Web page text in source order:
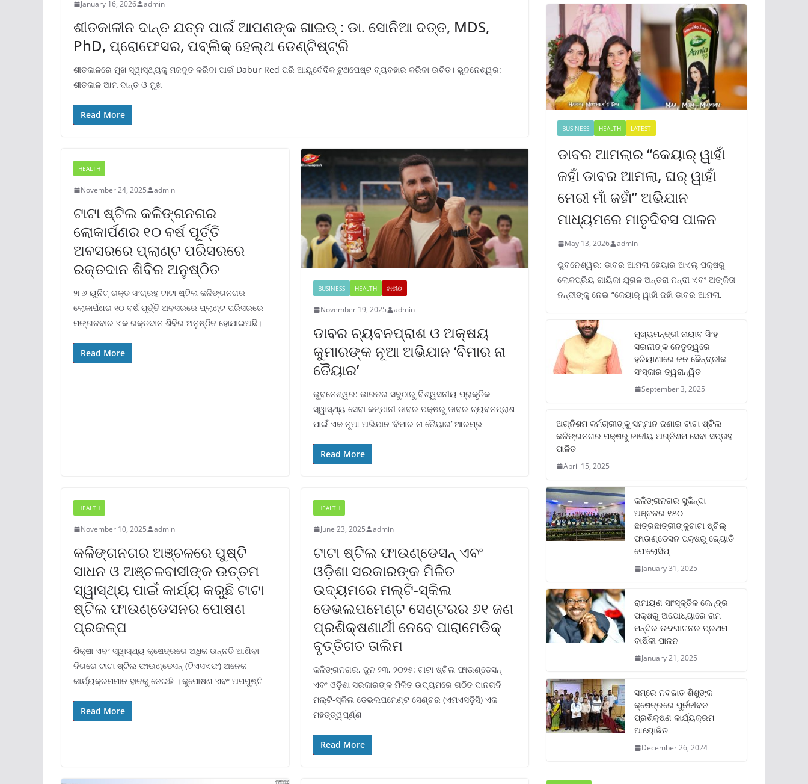
January 16, 2026 admin
ଶୀତକାଳୀନ ଦାନ୍ତ ଯତ୍ନ ପାଇଁ ଆପଣଙ୍କ ଗାଇଡ୍ : ଡା. ସୋନିଆ ଦତ୍ତ, MDS,
PhD, ପ୍ରୋଫେସର, ପବ୍ଲିକ୍ ହେଲ୍ଥ ଡେଣ୍ଟିଷ୍ଟ୍ରି
ଶୀତକାଳରେ ମୁଖ ସ୍ୱାସ୍ଥ୍ୟକୁ ମଜବୁତ କରିବା ପାଇଁ Dabur Red ପରି ଆୟୁର୍ବେଦିକ ଟୁଥପେଷ୍ଟ ବ୍ୟବହାର କରିବା ଉଚିତ। ଭୁବନେଶ୍ୱର:
ଶୀତକାଳ ଆମ ଦାନ୍ତ ଓ ମୁଖ
Read More
HEALTH
November 24, 2025 admin
ଟାଟା ଷ୍ଟିଲ କଳିଙ୍ଗନଗର
ଲୋକାର୍ପଣର ୧୦ ବର୍ଷ ପୂର୍ତ୍ତି
ଅବସରରେ ପ୍ଲାଣ୍ଟ ପରିସରରେ
ରକ୍ତଦାନ ଶିବିର ଅନୁଷ୍ଠିତ
୨୮୬ ୟୁନିଟ୍ ରକ୍ତ ସଂଗ୍ରହ ଟାଟା ଷ୍ଟିଲ କଳିଙ୍ଗନଗର
ଲୋକାର୍ପଣର ୧୦ ବର୍ଷ ପୂର୍ତ୍ତି ଅବସରରେ ପ୍ଲାଣ୍ଟ ପରିସରରେ
ମଙ୍ଗଳବାର ଏକ ରକ୍ତଦାନ ଶିବିର ଅନୁଷ୍ଠିତ ହୋଯାଇଅଛି।
Read More
BUSINESS HEALTH ଜାତୀୟ
November 19, 2025 admin
ଡାବର ଚ୍ୟବନପ୍ରାଶ ଓ ଅକ୍ଷୟ
କୁମାରଙ୍କ ନୂଆ ଅଭିଯାନ ‘ବିମାର ନା
ତୈୟାର’
ଭୁବନେଶ୍ୱର: ଭାରତର ସବୁଠାରୁ ବିଶ୍ୱସନୀୟ ପ୍ରାକୃତିକ
ସ୍ୱାସ୍ଥ୍ୟ ସେବା କମ୍ପାନୀ ଡାବର ପକ୍ଷରୁ ଡାବର ଚ୍ୟବନପ୍ରାଶ
ପାଇଁ ଏକ ନୂଆ ଅଭିଯାନ ‘ବିମାର ନା ତୈୟାର’ ଆରମ୍ଭ
Read More
HEALTH
November 10, 2025 admin
କଳିଙ୍ଗନଗର ଅଞ୍ଚଳରେ ପୁଷ୍ଟି
ସାଧନ ଓ ଅଞ୍ଚଳବାସୀଙ୍କ ଉତ୍ତମ
ସ୍ୱାସ୍ଥ୍ୟ ପାଇଁ କାର୍ଯ୍ୟ କରୁଛି ଟାଟା
ଷ୍ଟିଲ ଫାଉଣ୍ଡେସନର ପୋଷଣ
ପ୍ରକଳ୍ପ
ଶିକ୍ଷା ଏବଂ ସ୍ୱାସ୍ଥ୍ୟ କ୍ଷେତ୍ରରେ ଅଧିକ ଉନ୍ନତି ଆଣିବା
ଦିଗରେ ଟାଟା ଷ୍ଟିଲ ଫାଉଣ୍ଡେସନ୍ (ଟିଏସଏଫ) ଅନେକ
କାର୍ଯ୍ୟକ୍ରମମାନ ହାତକୁ ନେଇଛି । କୁପୋଷଣ ଏବଂ ଅପପୁଷ୍ଟି
Read More
HEALTH
June 23, 2025 admin
ଟାଟା ଷ୍ଟିଲ ଫାଉଣ୍ଡେସନ୍ ଏବଂ
ଓଡ଼ିଶା ସରକାରଙ୍କ ମିଳିତ
ଉଦ୍ୟମରେ ମଲ୍ଟି-ସ୍କିଲ
ଡେଭଲପମେଣ୍ଟ ସେଣ୍ଟରର ୬୧ ଜଣ
ପ୍ରଶିକ୍ଷଣାର୍ଥୀ ନେବେ ପାରାମେଡିକ୍
ବୃତ୍ତିଗତ ତାଲିମ
କଳିଙ୍ଗନଗର, ଜୁନ ୨୩, ୨୦୨୫: ଟାଟା ଷ୍ଟିଲ ଫାଉଣ୍ଡେସନ୍
ଏବଂ ଓଡ଼ିଶା ସରକାରଙ୍କ ମିଳିତ ଉଦ୍ୟମରେ ଗଠିତ ଦାନଗଦି
ମଲ୍ଟି-ସ୍କିଲ ଡେଭଲପମେଣ୍ଟ ସେଣ୍ଟର (ଏମଏସଡ଼ିସି) ଏକ
ମହତ୍ତ୍ୱପୂର୍ଣ୍ଣ
Read More
BUSINESS HEALTH LATEST
ଡାବର ଆମଲାର “କେୟାର୍ ୱାହାଁ
ଜହାଁ ଡାବର ଆମଲା, ଘର୍ ୱାହାଁ
ମେରୀ ମାଁ ଜହାଁ” ଅଭିଯାନ
ମାଧ୍ୟମରେ ମାତୃଦିବସ ପାଳନ
May 13, 2026 admin
ଭୁବନେଶ୍ୱର: ଡାବର ଆମଲା ହେୟାର ଅଏଲ୍ ପକ୍ଷରୁ
ଲୋକପ୍ରିୟ ଗାୟିକା ଯୁଗଳ ଅନ୍ତରା ନନ୍ଦୀ ଏବଂ ଅଙ୍କିତା
ନନ୍ଦୀଙ୍କୁ ନେଇ “କେୟାର୍ ୱାହାଁ ଜହାଁ ଡାବର ଆମଲା,
ମୁଖ୍ୟମନ୍ତ୍ରୀ ନାୟାବ ସିଂହ
ସଇନୀଙ୍କ ନେତୃତ୍ୱରେ
ହରିୟାଣାରେ ଜନ କୈନ୍ଦ୍ରୀକ
ସଂସ୍କାର ତ୍ୱରାନ୍ୱିତ
September 3, 2025
ଅଗ୍ନିଶମ କର୍ମଚାରୀଙ୍କୁ ସମ୍ମାନ ଜଣାଇ ଟାଟା ଷ୍ଟିଲ
କଳିଙ୍ଗନଗର ପକ୍ଷରୁ ଜାତୀୟ ଅଗ୍ନିଶମ ସେବା ସପ୍ତାହ
ପାଳିତ
April 15, 2025
କଳିଙ୍ଗନଗର ସୁକିନ୍ଦା
ଅଞ୍ଚଳର ୧୫୦
ଛାତ୍ରଛାତ୍ରୀଙ୍କୁଟାଟା ଷ୍ଟିଲ୍
ଫାଉଣ୍ଡେସନ ପକ୍ଷରୁ ଜ୍ୟୋତି
ଫେଲୋସିପ୍‌
January 31, 2025
ରାମାୟଣ ସାଂସ୍କୃତିକ କେନ୍ଦ୍ର
ପକ୍ଷରୁ ଅଯୋଧ୍ୟାରେ ରାମ
ମନ୍ଦିର ଉଦଘାଟନର ପ୍ରଥମ
ବାର୍ଷିକୀ ପାଳନ
January 21, 2025
ସମ୍‌ରେ ନବଜାତ ଶିଶୁଙ୍କ
କ୍ଷେତ୍ରରେ ପୁର୍ନଜୀବନ
ପ୍ରଶିକ୍ଷଣ କାର୍ଯ୍ୟକ୍ରମ
ଆୟୋଜିତ
December 26, 2024